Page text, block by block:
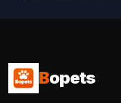
Bopets